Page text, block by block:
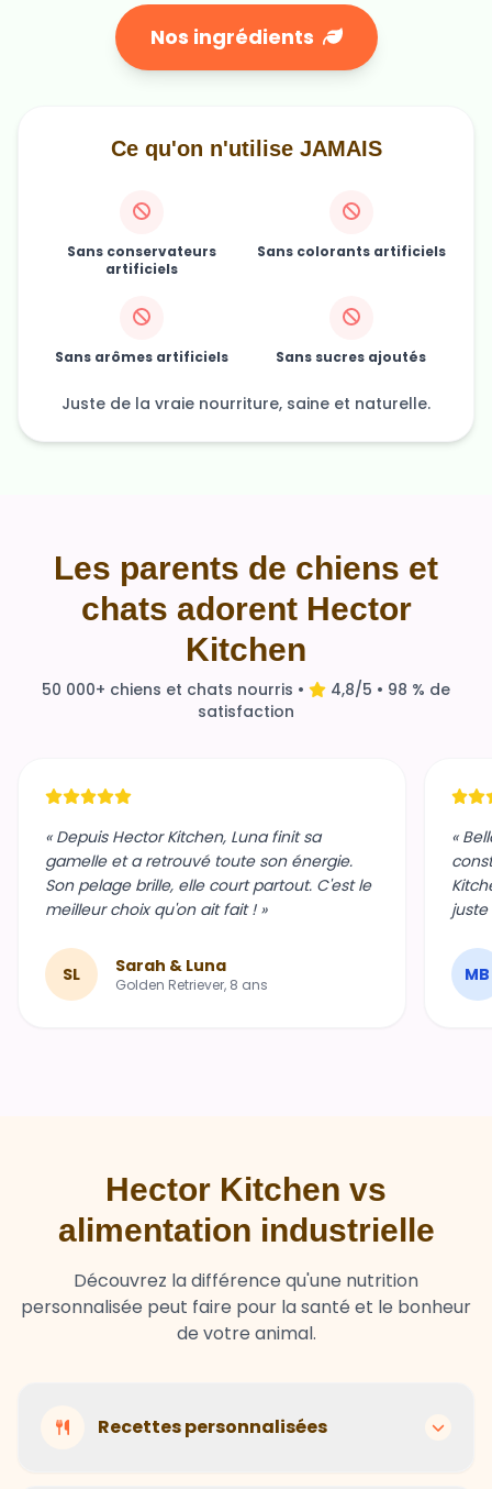
Nos ingrédients
Ce qu'on n'utilise JAMAIS
Sans conservateurs
artificiels
Sans colorants artificiels
Sans arômes artificiels Sans sucres ajoutés
Juste de la vraie nourriture, saine et naturelle.
Les parents de chiens et
chats adorent Hector
Kitchen
50 000+ chiens et chats nourris •
4,8/5 • 98 % de
satisfaction
« Depuis Hector Kitchen, Luna finit sa
gamelle et a retrouvé toute son énergie.
Son pelage brille, elle court partout. C'est le
meilleur choix qu'on ait fait ! »
SL Sarah & Luna
Golden Retriever, 8 ans
«
MB
Hector Kitchen vs
alimentation industrielle
Découvrez la différence qu'une nutrition
personnalisée peut faire pour la santé et le bonheur
de votre animal.
Recettes personnalisées